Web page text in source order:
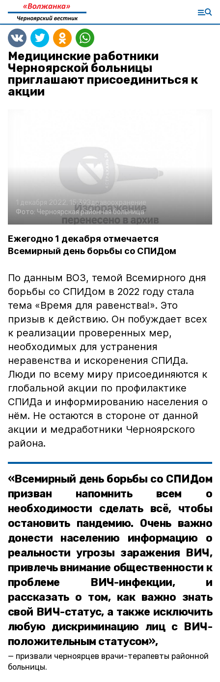
Медицинские работники
Черноярской больницы
приглашают присоединиться к
акции
1 декабря 2022, 15:39Здравоохранение
Фото: Черноярская районная больница
Ежегодно 1 декабря отмечается
Всемирный день борьбы со СПИДом
По данным ВОЗ, темой Всемирного дня
борьбы со СПИДом в 2022 году стала
тема «Время для равенства!». Это
призыв к действию. Он побуждает всех
к реализации проверенных мер,
необходимых для устранения
неравенства и искоренения СПИДа.
Люди по всему миру присоединяются к
глобальной акции по профилактике
СПИДа и информированию населения о
нём. Не остаются в стороне от данной
акции и медработники Черноярского
района.
«Всемирный день борьбы со СПИДом
призван напомнить всем о
необходимости сделать всё, чтобы
остановить пандемию. Очень важно
донести населению информацию о
реальности угрозы заражения ВИЧ,
привлечь внимание общественности к
проблеме ВИЧ-инфекции, и
рассказать о том, как важно знать
свой ВИЧ-статус, а также исключить
любую дискриминацию лиц с ВИЧ-
положительным статусом»,
призвали черноярцев врачи-терапевты районной
больницы.